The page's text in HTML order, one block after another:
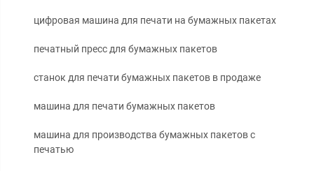
цифровая машина для печати на бумажных пакетах
печатный пресс для бумажных пакетов
станок для печати бумажных пакетов в продаже
машина для печати бумажных пакетов
машина для производства бумажных пакетов с
печатью